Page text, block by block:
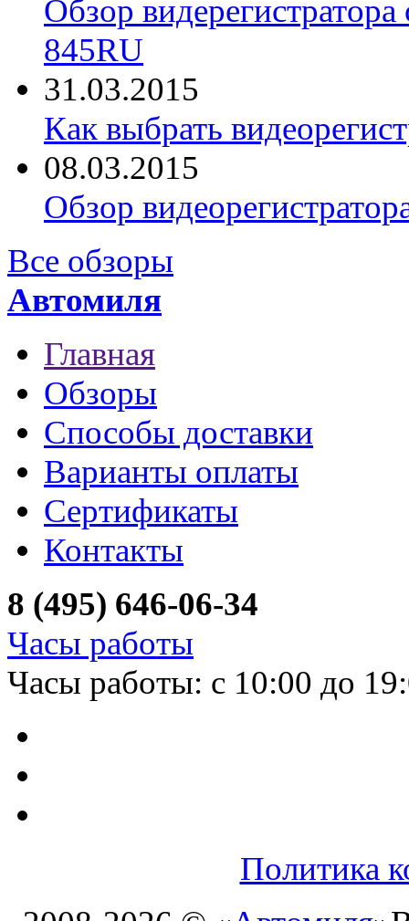
Обзор
845RU
31.03.2015
Как выбрать
08.03.2015
Обзор
Все обзоры
Автомиля
Главная
Обзоры
Способы доставки
Варианты оплаты
Сертификаты
Контакты
8 (495) 646-06-34
Часы работы
Часы работы: с 10:00 до
Политика